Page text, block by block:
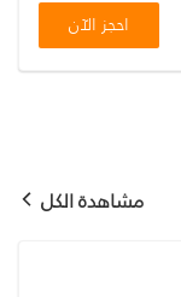
احجز الآن
مشاهدة الكل